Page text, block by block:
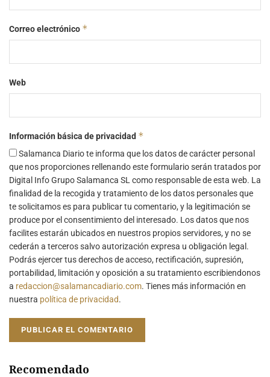
Correo electrónico *
Web
Información básica de privacidad *
Salamanca Diario te informa que los datos de carácter personal
que nos proporciones rellenando este formulario serán tratados por
Digital Info Grupo Salamanca SL como responsable de esta web. La
finalidad de la recogida y tratamiento de los datos personales que
te solicitamos es para publicar tu comentario, y la legitimación se
produce por el consentimiento del interesado. Los datos que nos
facilites estarán ubicados en nuestros propios servidores, y no se
cederán a terceros salvo autorización expresa u obligación legal.
Podrás ejercer tus derechos de acceso, rectificación, supresión,
portabilidad, limitación y oposición a su tratamiento escribiendonos
a redaccion@salamancadiario.com. Tienes más información en
nuestra política de privacidad.
Recomendado